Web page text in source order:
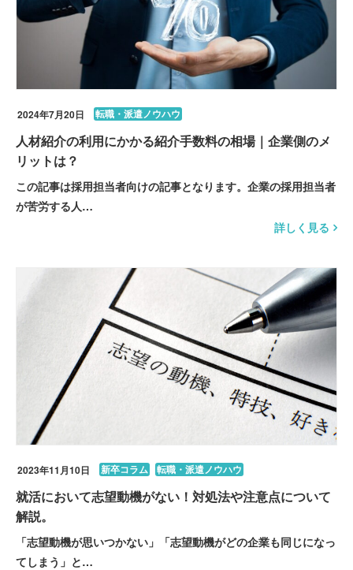
2024年7月20日 転職・派遣ノウハウ
人材紹介の利用にかかる紹介手数料の相場｜企業側のメ
リットは？
この記事は採用担当者向けの記事となります。企業の採用担当者
が苦労する人…
詳しく見る
2023年11月10日 新卒コラム 転職・派遣ノウハウ
就活において志望動機がない！対処法や注意点について
解説。
「志望動機が思いつかない」「志望動機がどの企業も同じになっ
てしまう」と…